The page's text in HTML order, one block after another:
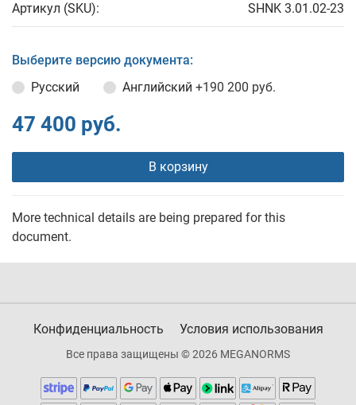
Артикул (SKU): SHNK 3.01.02-23
Выберите версию документа:
Русский
Английский +190 200 руб.
47 400 руб.
В корзину
More technical details are being prepared for this
document.
Конфиденциальность Условия использования
Все права защищены © 2026 MEGANORMS